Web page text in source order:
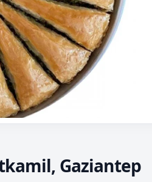
Gaziantep